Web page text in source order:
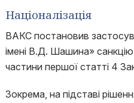
Націоналізація
ВАКС постановив
імені В.Д. Шашина»
частини першої статті 4
Зокрема, на підставі